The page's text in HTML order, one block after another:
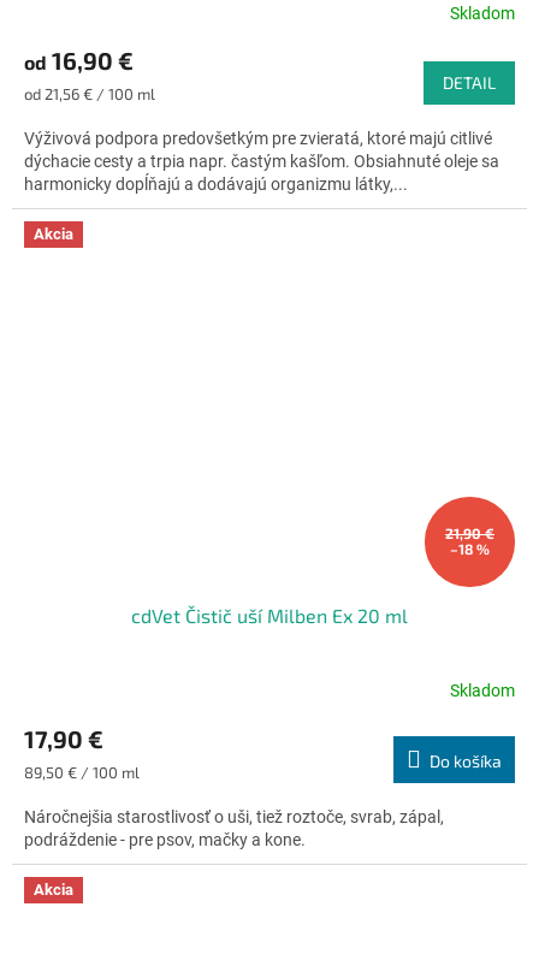
produktu
4,9
z
5
hviezdičiek.
Skladom
od 16,90 €
Jednotková
od 21,56 € / 100 ml
DETAIL
Výživová podpora predovšetkým pre zvieratá, ktoré majú citlivé
dýchacie cesty a trpia napr. častým kašľom. Obsiahnuté oleje sa
harmonicky dopĺňajú a dodávajú organizmu látky,...
Akcia
21,90 €
–18 %
cdVet Čistič uší Milben Ex 20 ml
produktu
4,4
z
hviezdičiek.
Skladom
17,90 €
Jednotková
89,50 € / 100 ml
Do košíka
Náročnejšia starostlivosť o uši, tiež roztoče, svrab, zápal,
podráždenie - pre psov, mačky a kone.
Akcia